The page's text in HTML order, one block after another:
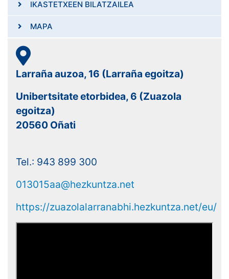
IKASTETXEEN BILATZAILEA
MAPA
Larraña auzoa, 16 (Larraña egoitza)
Unibertsitate etorbidea, 6 (Zuazola
egoitza)
20560 Oñati
Tel.: 943 899 300
013015aa@hezkuntza.net
https://zuazolalarranabhi.hezkuntza.net/eu/